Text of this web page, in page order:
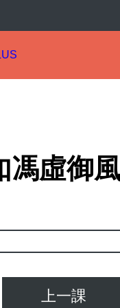
馮虛御
上一課